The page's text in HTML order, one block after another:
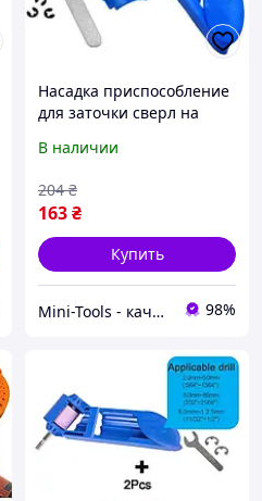
Насадка приспособление
для заточки сверл на
мм
В наличии
163₴
204 ₴
Купить
Mini-Tools - качественные инструменты и расходные материалы. 98%